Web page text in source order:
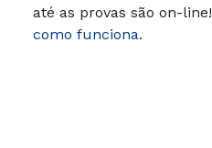
até as provas são on-line!
como funciona.